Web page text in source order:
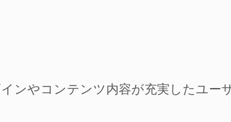
ンやコンテンツ内容が充実したユー